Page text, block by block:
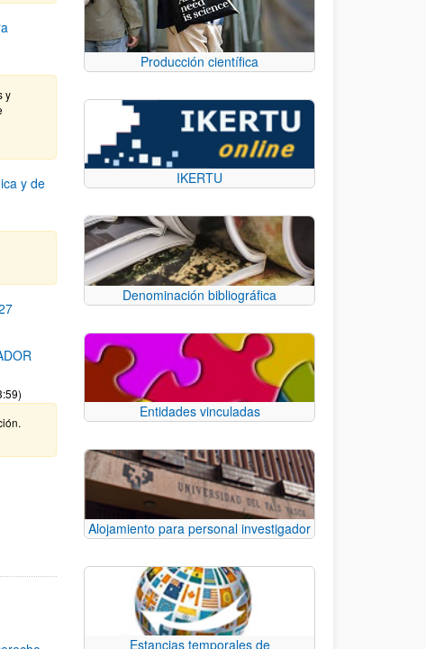
y
y de
para desplazarse.
Producción científica
IKERTU
Denominación bibliográfica
Entidades vinculadas
Alojamiento para personal investigador
Estancias temporales de